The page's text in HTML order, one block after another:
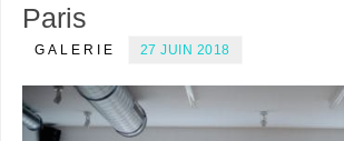
Paris
GALERIE 27 JUIN 2018